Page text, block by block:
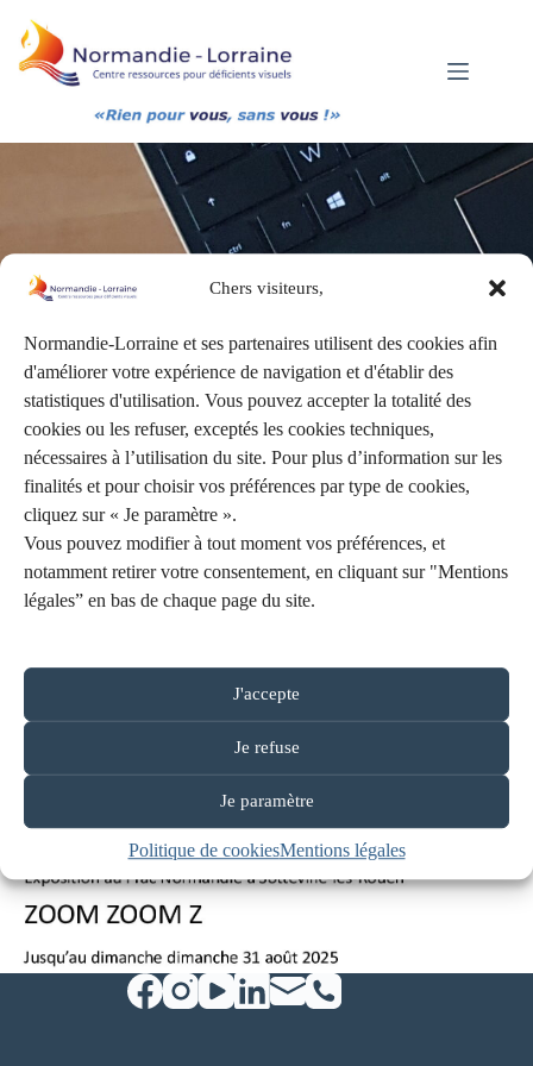
Chers visiteurs,
Normandie-Lorraine et ses partenaires utilisent des cookies afin
d'améliorer votre expérience de navigation et d'établir des
statistiques d'utilisation. Vous pouvez accepter la totalité des
cookies ou les refuser, exceptés les cookies techniques,
nécessaires à l’utilisation du site. Pour plus d’information sur les
finalités et pour choisir vos préférences par type de cookies,
cliquez sur « Je paramètre ».
Vous pouvez modifier à tout moment vos préférences, et
notamment retirer votre consentement, en cliquant sur "Mentions
légales” en bas de chaque page du site.
J'accepte
Je refuse
Je paramètre
Politique de cookiesMentions légales
contenu
Flyer Exposition ZOOM ZOOM Z FRAC Normandie